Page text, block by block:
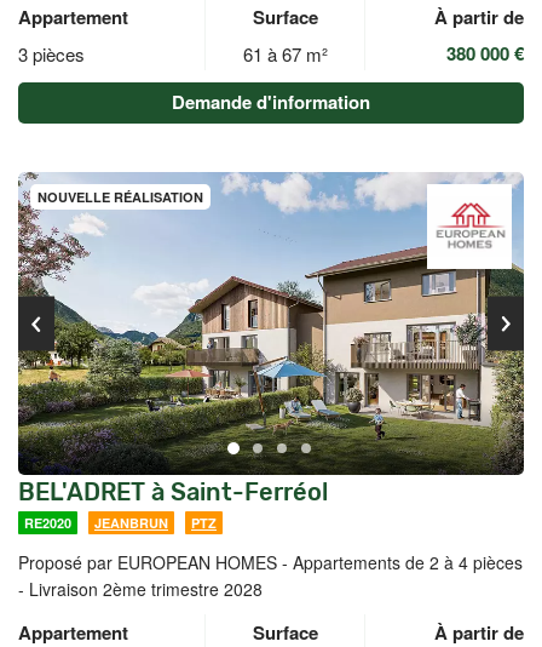
Appartement Surface À partir de
3 pièces 61 à 67 m²
380 000 €
Demande d'information
NOUVELLE RÉALISATION
BEL'ADRET à Saint-Ferréol
RE2020 JEANBRUN PTZ
Proposé par EUROPEAN HOMES - Appartements de 2 à 4 pièces
- Livraison 2ème trimestre 2028
Appartement Surface À partir de